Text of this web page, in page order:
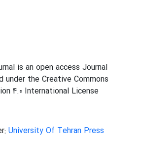
is an open access Journal
under the Creative Commons
4.0 International License
University Of Tehran Press